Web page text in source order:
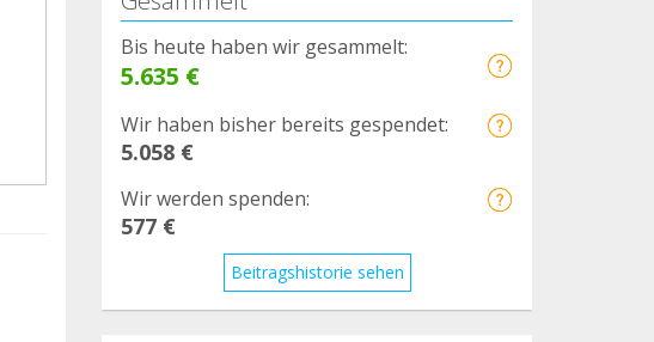
Bis heute haben wir gesammelt:
5.635 €
Wir haben bisher bereits gespendet:
5.058 €
Wir werden spenden:
577 €
Beitragshistorie sehen